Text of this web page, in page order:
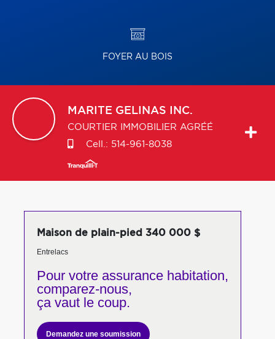
FOYER AU BOIS
MARITE GELINAS INC.
COURTIER IMMOBILIER AGRÉÉ
Cell.: 514-961-8038
Maison de plain-pied 340 000 $
Entrelacs
Pour votreassurance habitation,
comparez-nous,
ça vaut le coup.
Demandez une soumission